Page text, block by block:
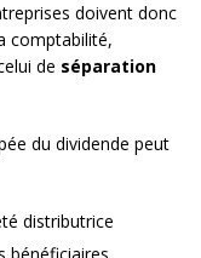
doivent donc
comptabilité,
de séparation
du dividende peut
distributrice